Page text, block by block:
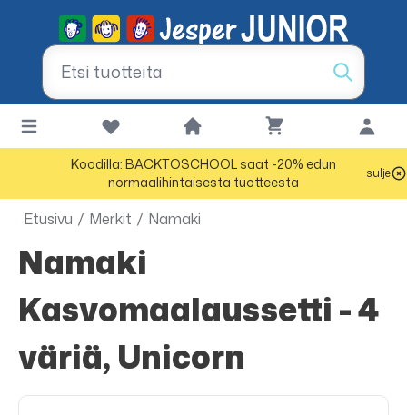
Koodilla: BACKTOSCHOOL saat -20% edun
normaalihintaisesta tuotteesta
sulje
Etusivu / Merkit / Namaki
Namaki
Kasvomaalaussetti - 4
väriä, Unicorn